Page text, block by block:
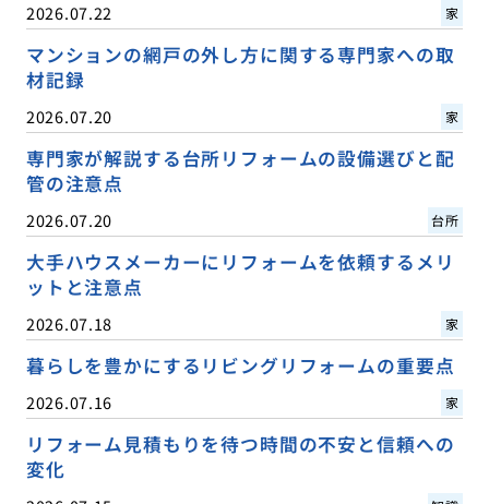
2026.07.22 家
マンションの網戸の外し方に関する専門家への取
材記録
2026.07.20 家
専門家が解説する台所リフォームの設備選びと配
管の注意点
2026.07.20 台所
大手ハウスメーカーにリフォームを依頼するメリ
ットと注意点
2026.07.18 家
暮らしを豊かにするリビングリフォームの重要点
2026.07.16 家
リフォーム見積もりを待つ時間の不安と信頼への
変化